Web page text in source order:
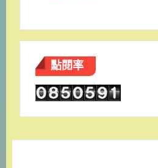
點閱率